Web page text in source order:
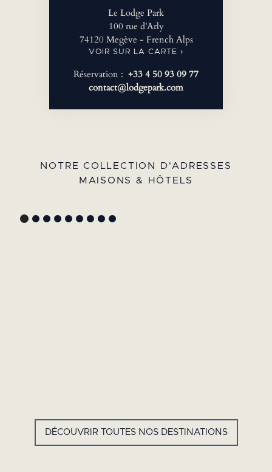
Le Lodge Park
100 rue d'Arly
74120 Megève - French Alps
VOIR SUR LA CARTE ›
Réservation : +33 4 50 93 09 77
contact@lodgepark.com
NOTRE COLLECTION D'ADRESSES
MAISONS & HÔTELS
DÉCOUVRIR TOUTES NOS DESTINATIONS